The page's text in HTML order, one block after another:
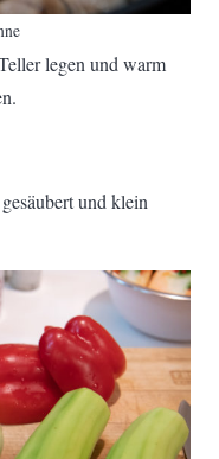
legen und warm
und klein